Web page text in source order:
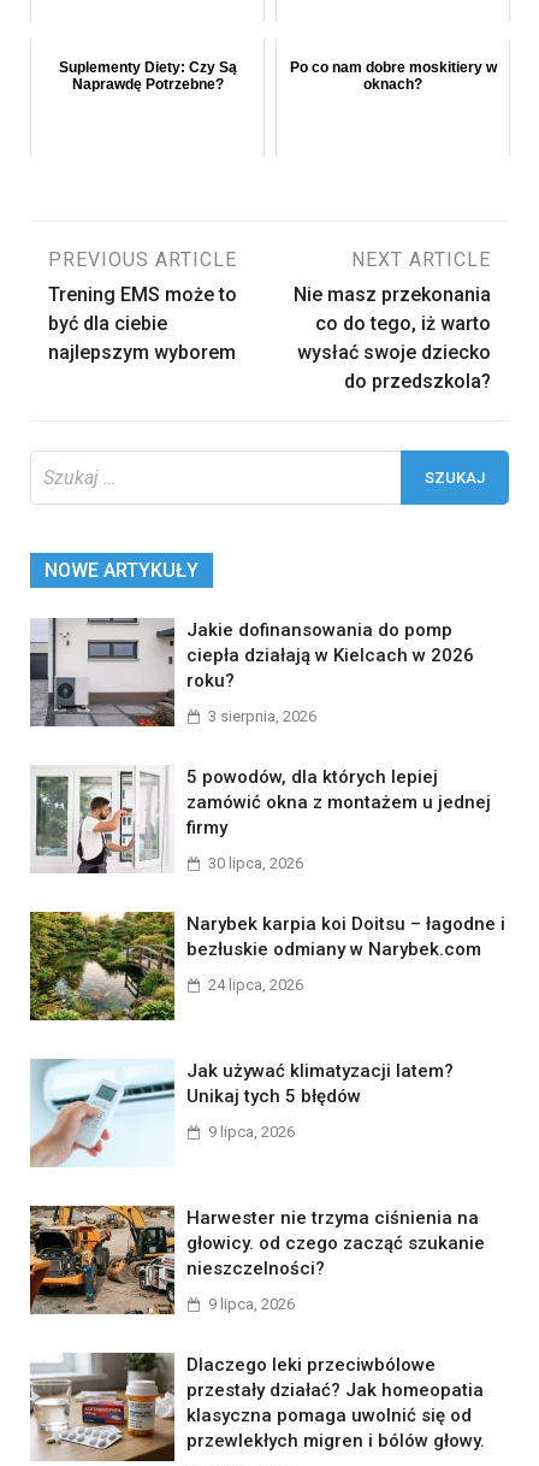
Suplementy Diety: Czy Są
Naprawdę Potrzebne?
Po co nam dobre moskitiery w
oknach?
Nawigacja
wpisu
PREVIOUS ARTICLE
Trening EMS może to
być dla ciebie
najlepszym wyborem
NEXT ARTICLE
Nie masz przekonania
co do tego, iż warto
wysłać swoje dziecko
do przedszkola?
NOWE ARTYKUŁY
Jakie dofinansowania do pomp
ciepła działają w Kielcach w 2026
roku?
3 sierpnia, 2026
5 powodów, dla których lepiej
zamówić okna z montażem u jednej
firmy
30 lipca, 2026
Narybek karpia koi Doitsu – łagodne i
bezłuskie odmiany w Narybek.com
24 lipca, 2026
Jak używać klimatyzacji latem?
Unikaj tych 5 błędów
9 lipca, 2026
Harwester nie trzyma ciśnienia na
głowicy. od czego zacząć szukanie
nieszczelności?
9 lipca, 2026
Dlaczego leki przeciwbólowe
przestały działać? Jak homeopatia
klasyczna pomaga uwolnić się od
przewlekłych migren i bólów głowy.